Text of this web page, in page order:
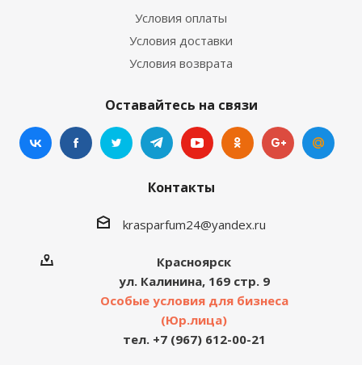
Условия оплаты
Условия доставки
Условия возврата
Оставайтесь на связи
Контакты
krasparfum24@yandex.ru
Красноярск
ул. Калинина, 169 стр. 9
Особые условия для бизнеса
(Юр.лица)
тел. +7 (967) 612-00-21